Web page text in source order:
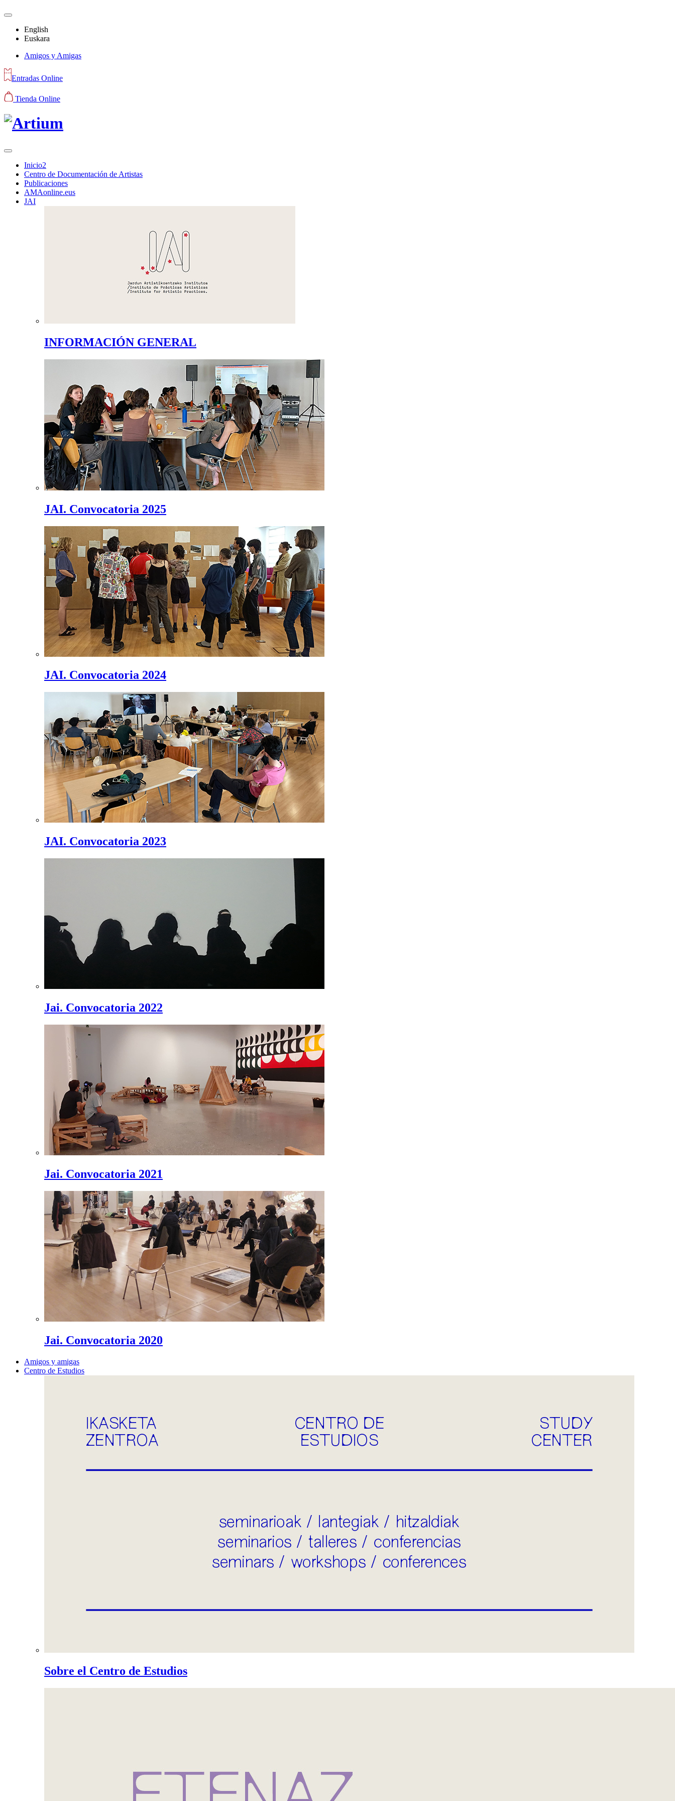
English
Euskara
Amigos y Amigas
Entradas Online
Tienda Online
Inicio2
Centro de Documentación de Artistas
Publicaciones
AMAonline.eus
JAI
INFORMACIÓN GENERAL
JAI. Convocatoria 2025
JAI. Convocatoria 2024
JAI. Convocatoria 2023
Jai. Convocatoria 2022
Jai. Convocatoria 2021
Jai. Convocatoria 2020
Amigos y amigas
Centro de Estudios
Sobre el Centro de Estudios